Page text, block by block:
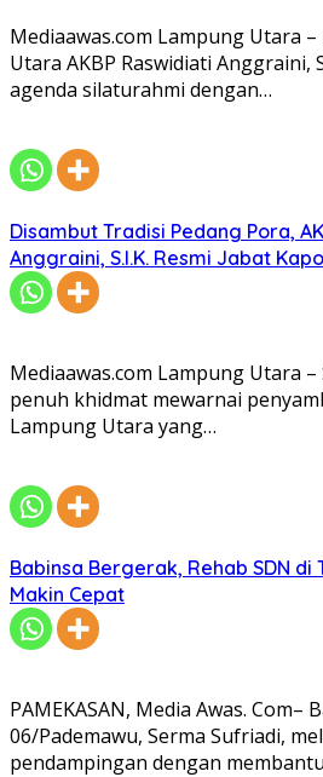
Mediaawas.com Lampung Utara
Utara AKBP Raswidiati Anggraini,
agenda silaturahmi dengan…
Disambut Tradisi Pedang Pora,
Anggraini, S.I.K. Resmi Jabat
Mediaawas.com Lampung Utara
penuh khidmat mewarnai
Lampung Utara yang…
Babinsa Bergerak, Rehab SDN di
Makin Cepat
PAMEKASAN, Media Awas. Com–
06/Pademawu, Serma Sufriadi,
pendampingan dengan